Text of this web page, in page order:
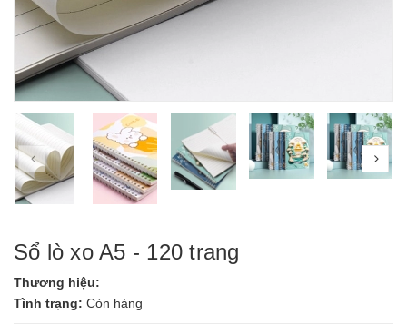
prev
Sổ lò xo A5 - 120 trang
Thương hiệu:
Tình trạng: Còn hàng